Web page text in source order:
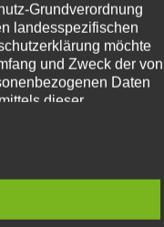
Grundverordnung
landesspezifischen
möchte
und Zweck der von
Daten
dieser
zahlreiche technische
können
Sicherheitslücken